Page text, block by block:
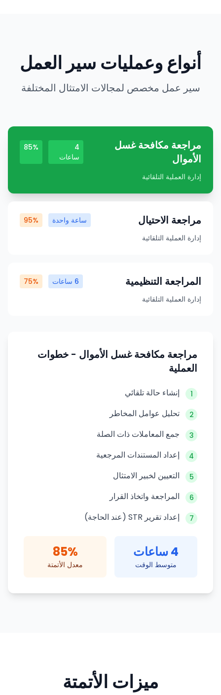
أنواع وعمليات سير العمل
سير عمل مخصص لمجالات الامتثال المختلفة
مراجعة مكافحة غسل
الأموال
4
ساعات
85%
إدارة العملية التلقائية
مراجعة الاحتيال ساعة واحدة
95%
إدارة العملية التلقائية
المراجعة التنظيمية 6 ساعات
75%
إدارة العملية التلقائية
مراجعة مكافحة غسل الأموال - خطوات
العملية
1 إنشاء حالة تلقائي
2 تحليل عوامل المخاطر
3 جمع المعاملات ذات الصلة
4 إعداد المستندات المرجعية
5 التعيين لخبير الامتثال
6 المراجعة واتخاذ القرار
7 إعداد تقرير STR (عند الحاجة)
4 ساعات
متوسط الوقت
85%
معدل الأتمتة
ميزات الأتمتة